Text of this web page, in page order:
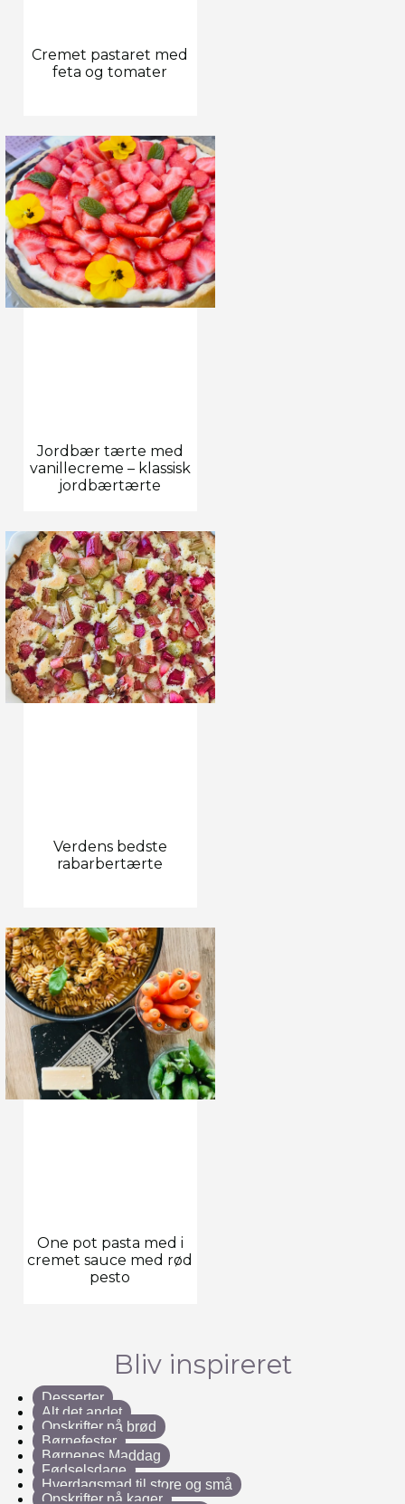
Cremet pastaret med
feta og tomater
Jordbær tærte med
vanillecreme – klassisk
jordbærtærte
Verdens bedste
rabarbertærte
One pot pasta med i
cremet sauce med rød
pesto
Bliv inspireret
Desserter
Alt det andet
Opskrifter på brød
Børnefester
Børnenes Maddag
Fødselsdage
Hverdagsmad til store og små
Opskrifter på kager